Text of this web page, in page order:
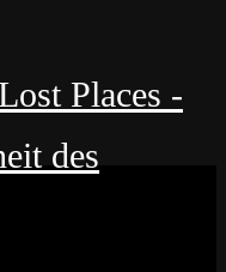
Places -
des